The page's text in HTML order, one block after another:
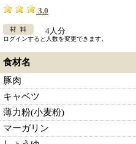
3.0
4人分
ログインすると人数を変更できます。
食材名
豚肉
キャベツ
薄力粉(小麦粉)
マーガリン